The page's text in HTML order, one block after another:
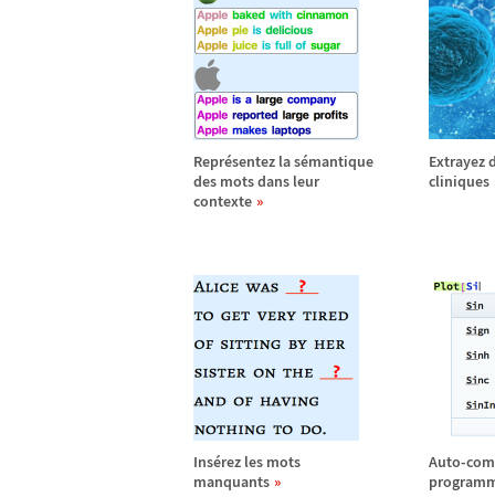
Représentez la sémantique
des mots dans leur
contexte
Extrayez
cliniques
Insérez les mots
manquants
Auto-